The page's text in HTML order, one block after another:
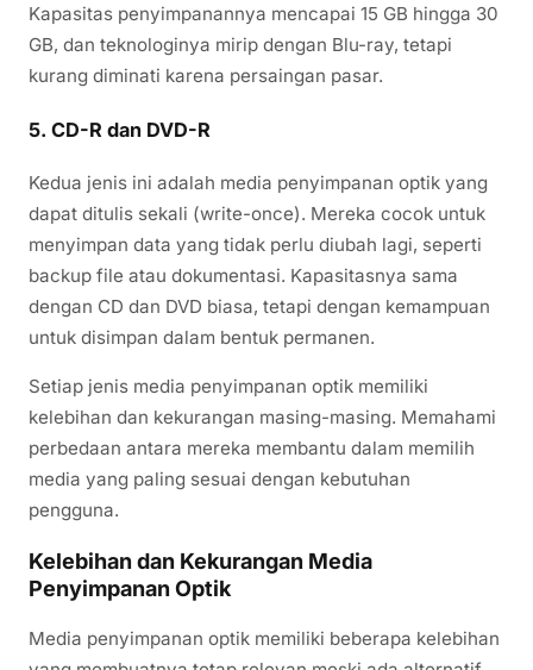
Kapasitas penyimpanannya mencapai 15 GB hingga 30
GB, dan teknologinya mirip dengan Blu-ray, tetapi
kurang diminati karena persaingan pasar.
5. CD-R dan DVD-R
Kedua jenis ini adalah media penyimpanan optik yang
dapat ditulis sekali (write-once). Mereka cocok untuk
menyimpan data yang tidak perlu diubah lagi, seperti
backup file atau dokumentasi. Kapasitasnya sama
dengan CD dan DVD biasa, tetapi dengan kemampuan
untuk disimpan dalam bentuk permanen.
Setiap jenis media penyimpanan optik memiliki
kelebihan dan kekurangan masing-masing. Memahami
perbedaan antara mereka membantu dalam memilih
media yang paling sesuai dengan kebutuhan
pengguna.
Kelebihan dan Kekurangan Media
Penyimpanan Optik
Media penyimpanan optik memiliki beberapa kelebihan